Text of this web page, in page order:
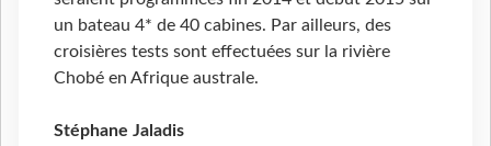
un bateau 4* de 40 cabines. Par ailleurs, des
croisières tests sont effectuées sur la rivière
Chobé en Afrique australe.
Stéphane Jaladis